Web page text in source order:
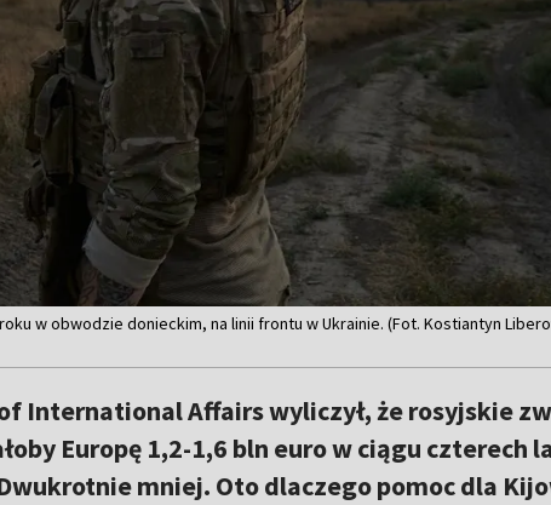
w obwodzie donieckim, na linii frontu w Ukrainie. (Fot. Kostiantyn
International Affairs wyliczył, że rosyjskie
Europę 1,2-1,6 bln euro w ciągu czterech
mniej. Oto dlaczego pomoc dla